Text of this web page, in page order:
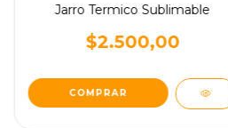
Jarro Termico Sublimable
$2.500,00
COMPRAR